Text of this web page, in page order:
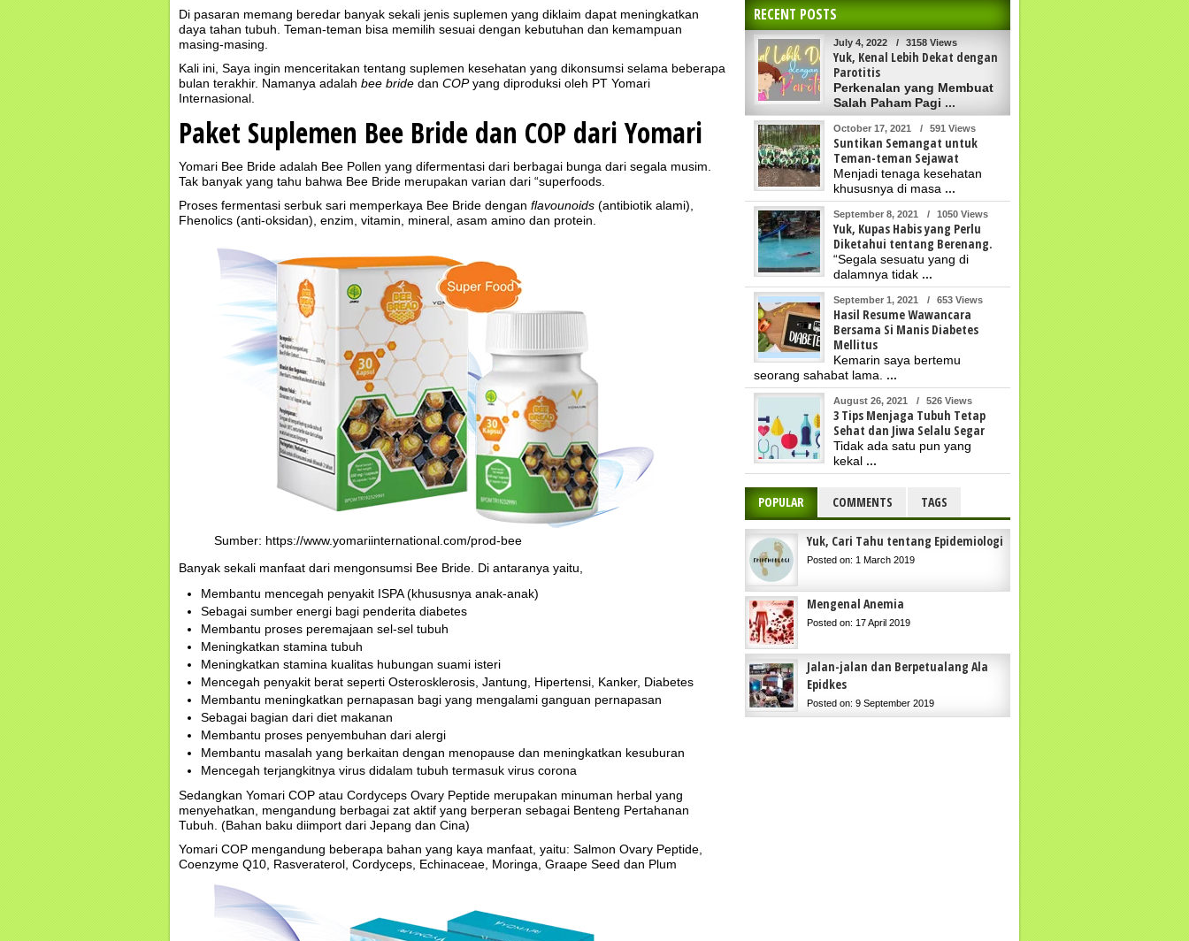
Di pasaran memang beredar banyak sekali jenis suplemen yang diklaim dapat meningkatkan
daya tahan tubuh. Teman-teman bisa memilih sesuai dengan kebutuhan dan kemampuan
masing-masing.
Kali ini, Saya ingin menceritakan tentang suplemen kesehatan yang dikonsumsi selama beberapa
bulan terakhir. Namanya adalah bee bride dan COPyang diproduksi oleh PT Yomari
Internasional.
Paket Suplemen Bee Bride dan COP dari Yomari
Yomari Bee Bride adalah Bee Pollen yang difermentasi dari berbagai bunga dari segala musim.
Tak banyak yang tahu bahwa Bee Bride merupakan varian dari “superfoods.
Proses fermentasi serbuk sari memperkaya Bee Bride dengan flavounoids (antibiotik alami),
Fhenolics (anti-oksidan), enzim, vitamin, mineral, asam amino dan protein.
Sumber: https://www.yomariinternational.com/prod-bee
Banyak sekali manfaat dari mengonsumsi Bee Bride. Di antaranya yaitu,
Membantu mencegah penyakit ISPA (khususnya anak-anak)
Sebagai sumber energi bagi penderita diabetes
Membantu proses peremajaan sel-sel tubuh
Meningkatkan stamina tubuh
Meningkatkan stamina kualitas hubungan suami isteri
Mencegah penyakit berat seperti Osterosklerosis, Jantung, Hipertensi, Kanker, Diabetes
Membantu meningkatkan pernapasan bagi yang mengalami ganguan pernapasan
Sebagai bagian dari diet makanan
Membantu proses penyembuhan dari alergi
Membantu masalah yang berkaitan dengan menopause dan meningkatkan kesuburan
Mencegah terjangkitnya virus didalam tubuh termasuk virus corona
Sedangkan Yomari COP atau Cordyceps Ovary Peptide merupakan minuman herbal yang
menyehatkan, mengandung berbagai zat aktif yang berperan sebagai Benteng Pertahanan
Tubuh. (Bahan baku diimport dari Jepang dan Cina)
Yomari COP mengandung beberapa bahan yang kaya manfaat, yaitu: Salmon Ovary Peptide,
Coenzyme Q10, Rasveraterol, Cordyceps, Echinaceae, Moringa, Graape Seed dan Plum
RECENT POSTS
July 4, 2022 / 3158 Views
Yuk, Kenal Lebih Dekat dengan
Parotitis
Perkenalan yang Membuat
Salah Paham Pagi ...
October 17, 2021 / 591 Views
Suntikan Semangat untuk
Teman-teman Sejawat
Menjadi tenaga kesehatan
khususnya di masa ...
September 8, 2021 / 1050 Views
Yuk, Kupas Habis yang Perlu
Diketahui tentang Berenang.
“Segala sesuatu yang di
dalamnya tidak ...
September 1, 2021 / 653 Views
Hasil Resume Wawancara
Bersama Si Manis Diabetes
Mellitus
Kemarin saya bertemu
seorang sahabat lama. ...
August 26, 2021 / 526 Views
3 Tips Menjaga Tubuh Tetap
Sehat dan Jiwa Selalu Segar
Tidak ada satu pun yang
kekal ...
POPULAR COMMENTS TAGS
Yuk, Cari Tahu tentang Epidemiologi
Posted on: 1 March 2019
Mengenal Anemia
Posted on: 17 April 2019
Jalan-jalan dan Berpetualang Ala
Epidkes
Posted on: 9 September 2019